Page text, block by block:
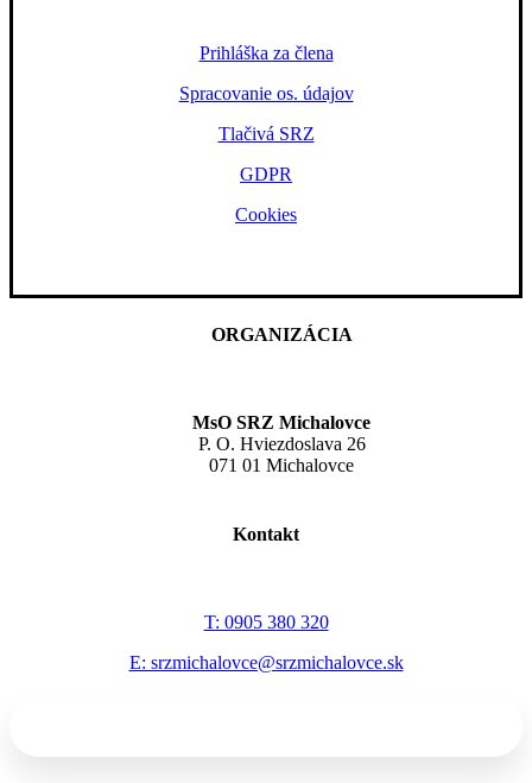
Prihláška za člena
Spracovanie os. údajov
Tlačivá SRZ
GDPR
Cookies
ORGANIZÁCIA
MsO SRZ Michalovce
P. O. Hviezdoslava 26
071 01 Michalovce
Kontakt
T: 0905 380 320
E: srzmichalovce@srzmichalovce.sk